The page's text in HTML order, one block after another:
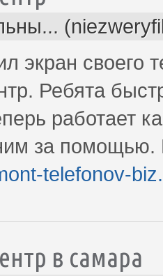
экран своего
Ребята
работает
за помощью.
telefonov-
в самара